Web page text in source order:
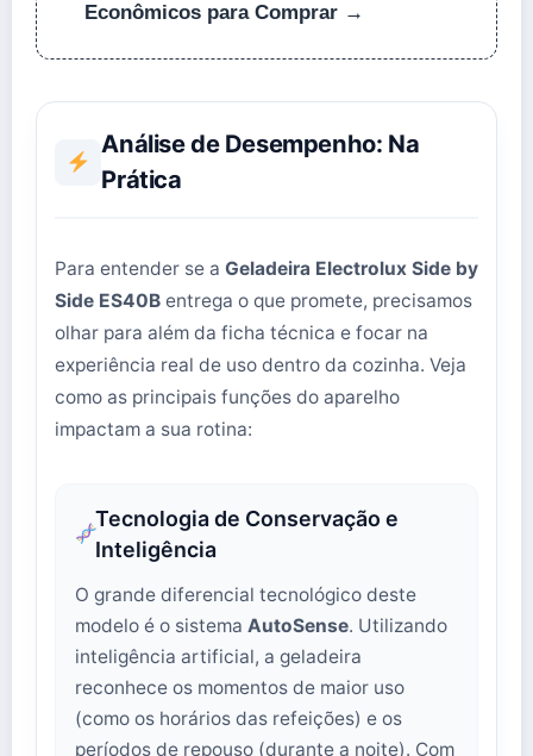
Econômicos para Comprar →
Análise de Desempenho: Na
Prática
Para entender se a Geladeira Electrolux Side by
Side ES40B entrega o que promete, precisamos
olhar para além da ficha técnica e focar na
experiência real de uso dentro da cozinha. Veja
como as principais funções do aparelho
impactam a sua rotina:
Tecnologia de Conservação e
Inteligência
O grande diferencial tecnológico deste
modelo é o sistema AutoSense. Utilizando
inteligência artificial, a geladeira
reconhece os momentos de maior uso
(como os horários das refeições) e os
períodos de repouso (durante a noite). Com